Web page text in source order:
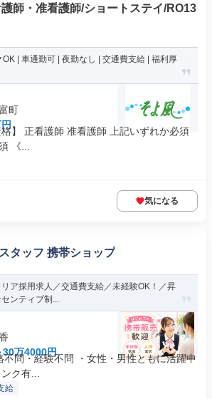
師・准看護師/ショートステイ/RO13
| 車通勤可 | 夜勤なし | 交通費支給 | 福利厚
町
】 正看護師 准看護師 上記いずれか必須
《...
気になる
タッフ 携帯ショップ
ア採用求人／交通費支給／未経験OK！／昇
ンティブ制...
30万4000円
問・経験不問 ・女性・男性ともに活躍中
ク有...
給